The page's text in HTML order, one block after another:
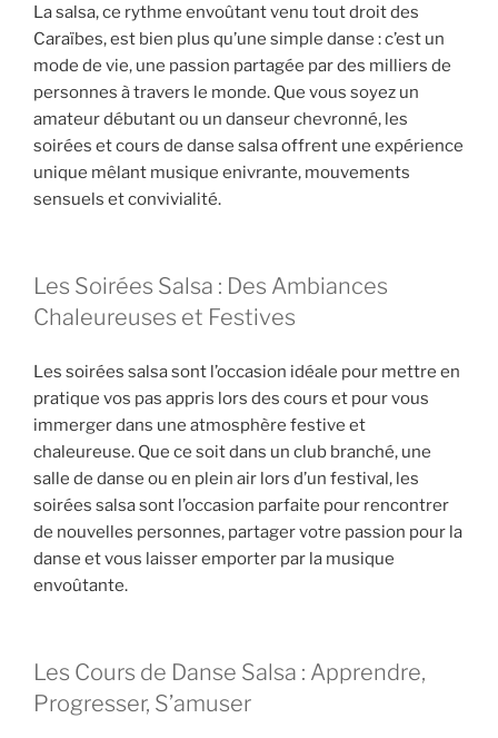
La salsa, ce rythme envoûtant venu tout droit des
Caraïbes, est bien plus qu’une simple danse : c’est un
mode de vie, une passion partagée par des milliers de
personnes à travers le monde. Que vous soyez un
amateur débutant ou un danseur chevronné, les
soirées et cours de danse salsa offrent une expérience
unique mêlant musique enivrante, mouvements
sensuels et convivialité.
Les Soirées Salsa : Des Ambiances
Chaleureuses et Festives
Les soirées salsa sont l’occasion idéale pour mettre en
pratique vos pas appris lors des cours et pour vous
immerger dans une atmosphère festive et
chaleureuse. Que ce soit dans un club branché, une
salle de danse ou en plein air lors d’un festival, les
soirées salsa sont l’occasion parfaite pour rencontrer
de nouvelles personnes, partager votre passion pour la
danse et vous laisser emporter par la musique
envoûtante.
Les Cours de Danse Salsa : Apprendre,
Progresser, S’amuser